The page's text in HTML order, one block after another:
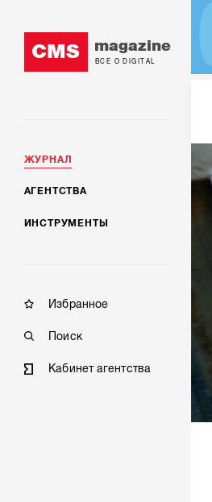
CMS magazine
ВСЕ О DIGITAL
ЖУРНАЛ
АГЕНТСТВА
ИНСТРУМЕНТЫ
Избранное
Поиск
Кабинет агентства